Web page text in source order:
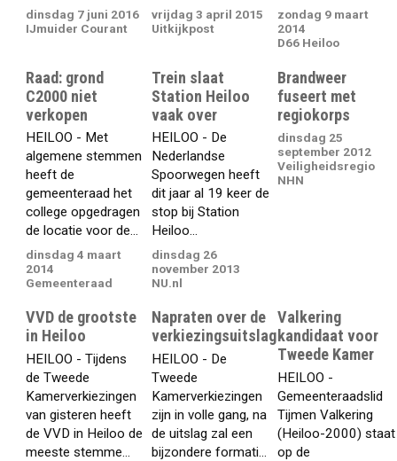
dinsdag 7 juni 2016
IJmuider Courant
vrijdag 3 april 2015
Uitkijkpost
zondag 9 maart
2014
D66 Heiloo
Raad: grond
C2000 niet
verkopen
HEILOO - Met
algemene stemmen
heeft de
gemeenteraad het
college opgedragen
de locatie voor de...
dinsdag 4 maart
2014
Gemeenteraad
Trein slaat
Station Heiloo
vaak over
HEILOO - De
Nederlandse
Spoorwegen heeft
dit jaar al 19 keer de
stop bij Station
Heiloo...
dinsdag 26
november 2013
NU.nl
Brandweer
fuseert met
regiokorps
dinsdag 25
september 2012
Veiligheidsregio
NHN
VVD de grootste
in Heiloo
HEILOO - Tijdens
de Tweede
Kamerverkiezingen
van gisteren heeft
de VVD in Heiloo de
meeste stemme...
Napraten over de
verkiezingsuitslag
HEILOO - De
Tweede
Kamerverkiezingen
zijn in volle gang, na
de uitslag zal een
bijzondere formati...
Valkering
kandidaat voor
Tweede Kamer
HEILOO -
Gemeenteraadslid
Tijmen Valkering
(Heiloo-2000) staat
op de